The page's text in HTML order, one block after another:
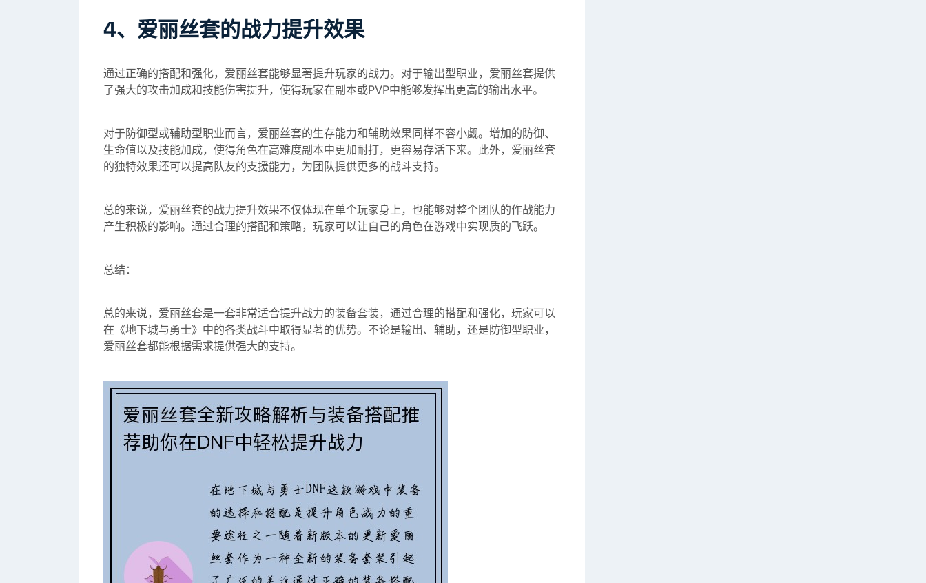
4、爱丽丝套的战力提升效果
通过正确的搭配和强化，爱丽丝套能够显著提升玩家的战力。对于输出型职业，爱丽丝套提供
了强大的攻击加成和技能伤害提升，使得玩家在副本或PVP中能够发挥出更高的输出水平。
对于防御型或辅助型职业而言，爱丽丝套的生存能力和辅助效果同样不容小觑。增加的防御、
生命值以及技能加成，使得角色在高难度副本中更加耐打，更容易存活下来。此外，爱丽丝套
的独特效果还可以提高队友的支援能力，为团队提供更多的战斗支持。
总的来说，爱丽丝套的战力提升效果不仅体现在单个玩家身上，也能够对整个团队的作战能力
产生积极的影响。通过合理的搭配和策略，玩家可以让自己的角色在游戏中实现质的飞跃。
总结：
总的来说，爱丽丝套是一套非常适合提升战力的装备套装，通过合理的搭配和强化，玩家可以
在《地下城与勇士》中的各类战斗中取得显著的优势。不论是输出、辅助，还是防御型职业，
爱丽丝套都能根据需求提供强大的支持。